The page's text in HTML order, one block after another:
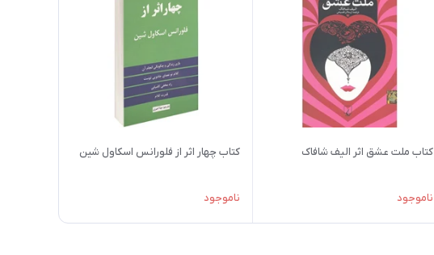
کتاب ملت عشق اثر الیف شافاک
ناموجود
کتاب چهار اثر از فلورانس اسکاول شین
ناموجود